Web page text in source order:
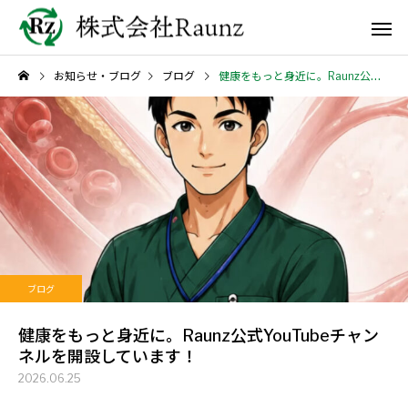
お知らせ・ブログ ブログ 健康をもっと身近に。Raunz公式YouTubeチャンネルを開設しています！
ブログ
健康をもっと身近に。Raunz公式YouTubeチャン
ネルを開設しています！
2026.06.25